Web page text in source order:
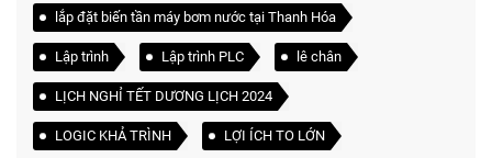
lắp đặt biến tần máy bơm nước tại Thanh Hóa
Lập trình Lập trình PLC lê chân
LỊCH NGHỈ TẾT DƯƠNG LỊCH 2024
LOGIC KHẢ TRÌNH LỢI ÍCH TO LỚN